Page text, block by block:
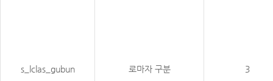
s_lclas_gubun 로마자 구분 3